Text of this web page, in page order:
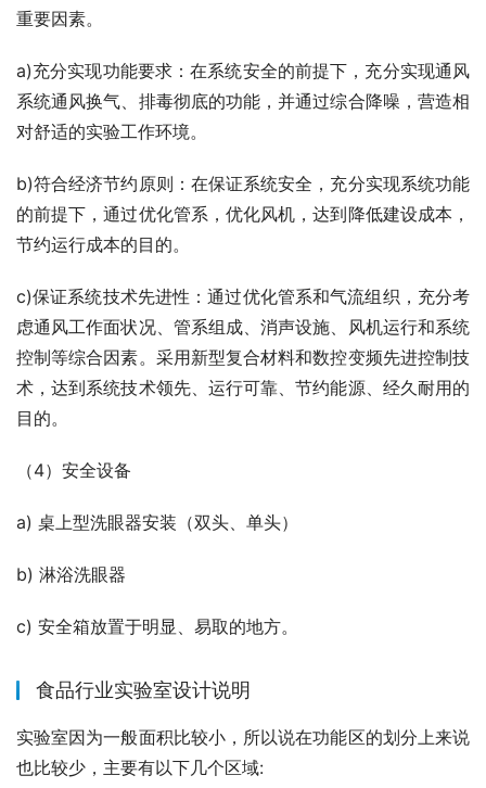
重要因素。
a)充分实现功能要求：在系统安全的前提下，充分实现通风
系统通风换气、排毒彻底的功能，并通过综合降噪，营造相
对舒适的实验工作环境。
b)符合经济节约原则：在保证系统安全，充分实现系统功能
的前提下，通过优化管系，优化风机，达到降低建设成本，
节约运行成本的目的。
c)保证系统技术先进性：通过优化管系和气流组织，充分考
虑通风工作面状况、管系组成、消声设施、风机运行和系统
控制等综合因素。采用新型复合材料和数控变频先进控制技
术，达到系统技术领先、运行可靠、节约能源、经久耐用的
目的。
（4）安全设备
a) 桌上型洗眼器安装（双头、单头）
b) 淋浴洗眼器
c) 安全箱放置于明显、易取的地方。
食品行业实验室设计说明
实验室因为一般面积比较小，所以说在功能区的划分上来说
也比较少，主要有以下几个区域: